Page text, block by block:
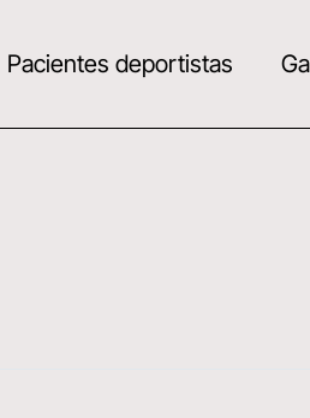
Pacientes deportistas